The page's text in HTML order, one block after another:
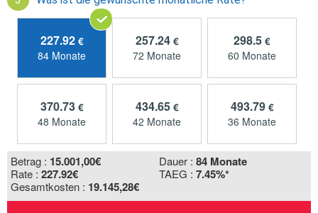
227.92€
84 Monate
257.24€
72 Monate
298.5 €
60 Monate
370.73€
48 Monate
434.65€
42 Monate
493.79€
36 Monate
Betrag : 15.001,00€ Dauer : 84 Monate
Rate : 227.92€ TAEG : 7.45%*
Gesamtkosten : 19.145,28€